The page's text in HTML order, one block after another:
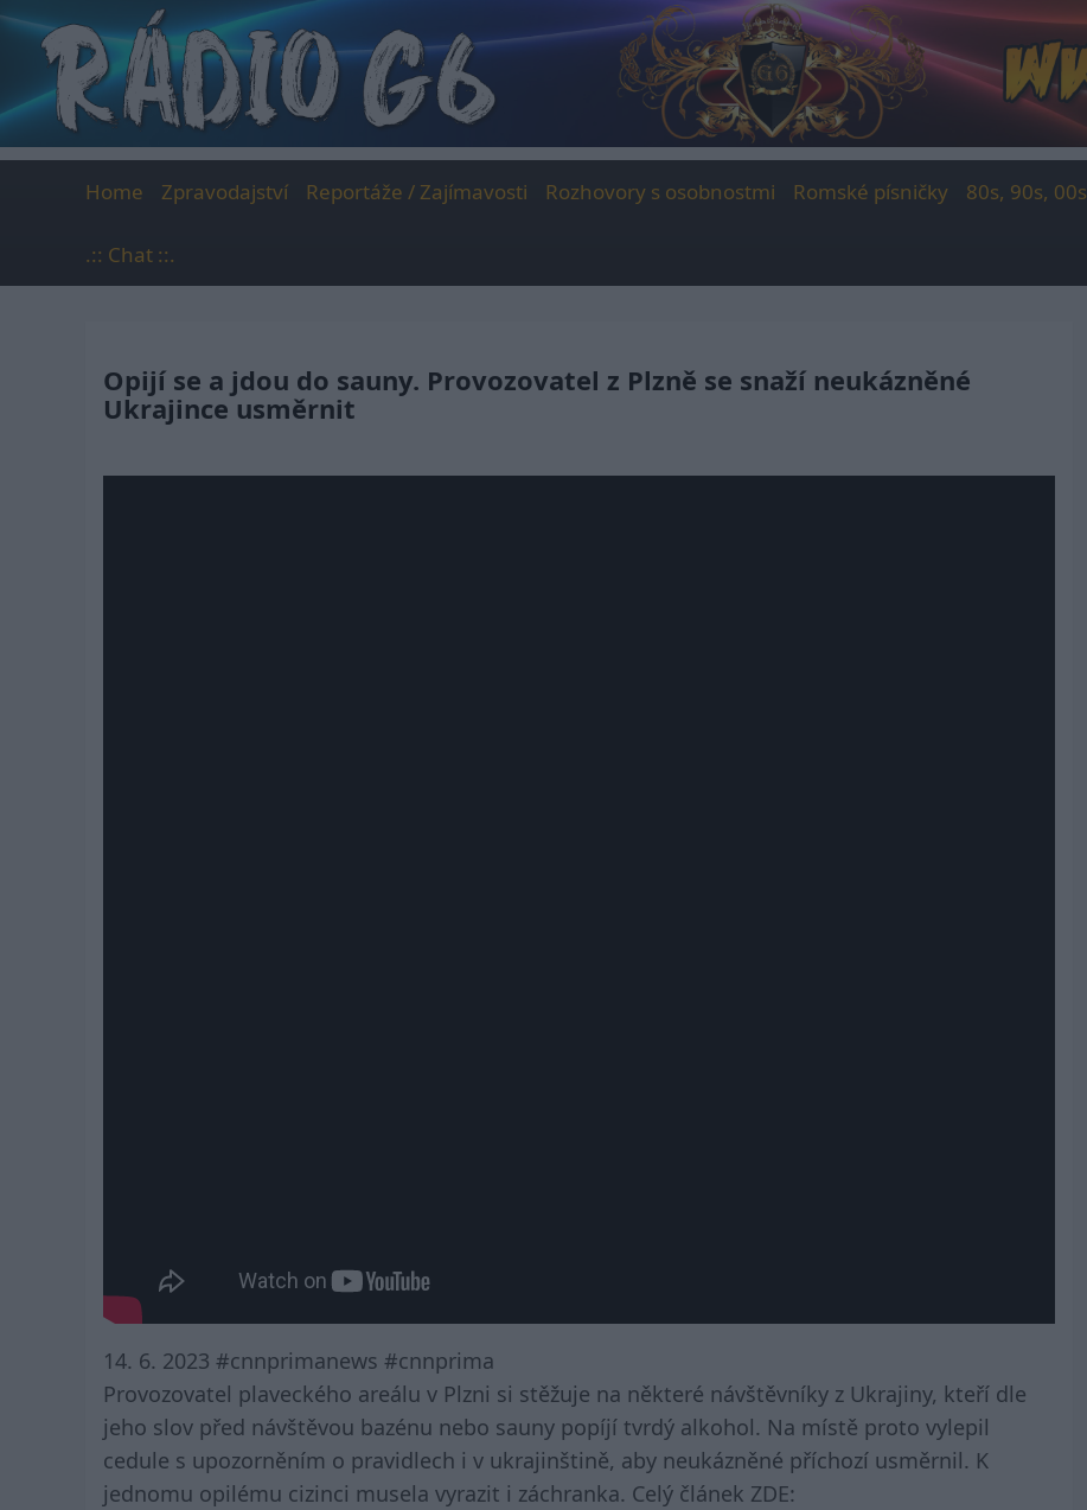
content
Home Zpravodajství Reportáže / Zajímavosti Rozhovory s osobnostmi Romské písničky 80s, 90s, 00s
.:: Chat ::.
Opijí se a jdou do sauny. Provozovatel z Plzně se snaží neukázněné
Ukrajince usměrnit
14. 6. 2023 #cnnprimanews #cnnprima
Provozovatel plaveckého areálu v Plzni si stěžuje na některé návštěvníky z Ukrajiny, kteří dle
jeho slov před návštěvou bazénu nebo sauny popíjí tvrdý alkohol. Na místě proto vylepil
cedule s upozorněním o pravidlech i v ukrajinštině, aby neukázněné příchozí usměrnil. K
jednomu opilému cizinci musela vyrazit i záchranka. Celý článek ZDE: